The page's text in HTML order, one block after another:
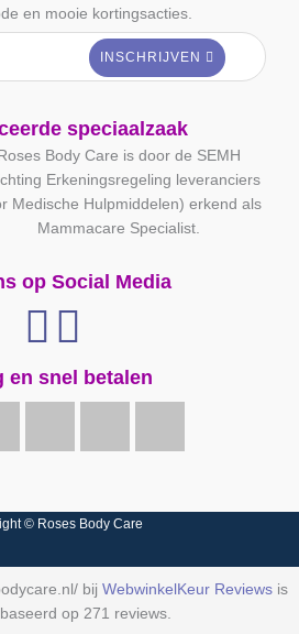
en mooie kortingsacties.
speciaalzaak
Roses Body Care is door de SEMH
Erkeningsregeling leveranciers
Medische Hulpmiddelen) erkend als
Mammacare Specialist.
op Social Media
en snel betalen
© Roses Body Care
bij WebwinkelKeur Reviews is
op 271 reviews.